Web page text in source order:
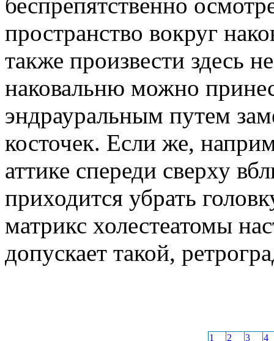
пространство вокруг
также произвести здесь
наковальню можно
эндрауральным путем
косточек. Если же,
аттике спереди сверху
приходится убрать
матрикс холестеатомы
допускает такой,
1 2 3 4